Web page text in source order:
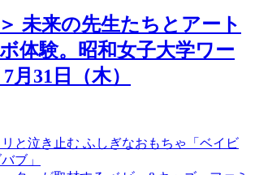
未来の先生たちとアート
体験。昭和女子大学ワー
月31日（木）